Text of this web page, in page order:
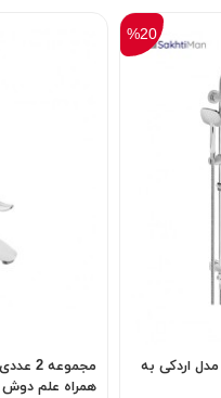
مدل اردکی به
%20
همراه علم دوش